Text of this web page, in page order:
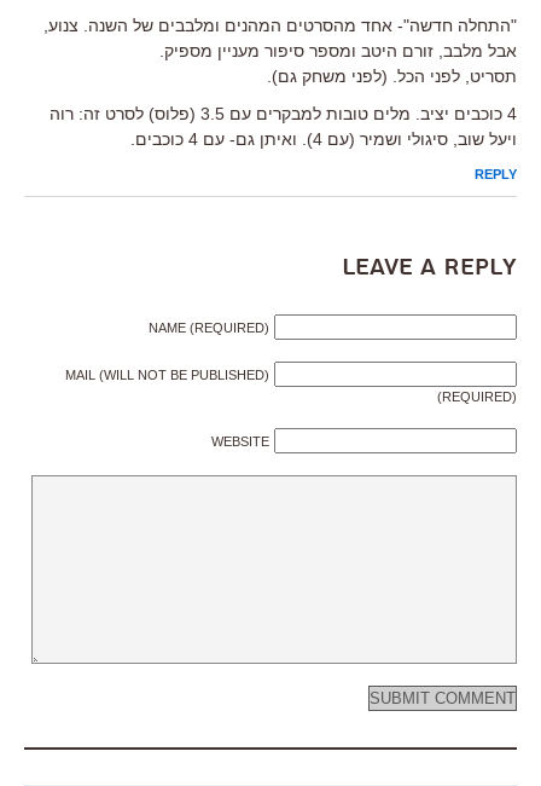
"התחלה חדשה"- אחד מהסרטים המהנים ומלבבים של השנה. צנוע,
אבל מלבב, זורם היטב ומספר סיפור מעניין מספיק.
תסריט, לפני הכל. (לפני משחק גם).
4 כוכבים יציב. מלים טובות למבקרים עם 3.5 (פלוס) לסרט זה: רוה
ויעל שוב, סיגולי ושמיר (עם 4). ואיתן גם- עם 4 כוכבים.
REPLY
Leave a Reply
NAME (REQUIRED)
MAIL (WILL NOT BE PUBLISHED)
(REQUIRED)
WEBSITE